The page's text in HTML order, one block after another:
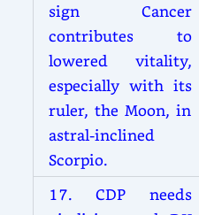
sign Cancer
contributes to
lowered vitality,
especially with its
ruler, the Moon, in
astral-inclined
Scorpio.
17. CDP needs